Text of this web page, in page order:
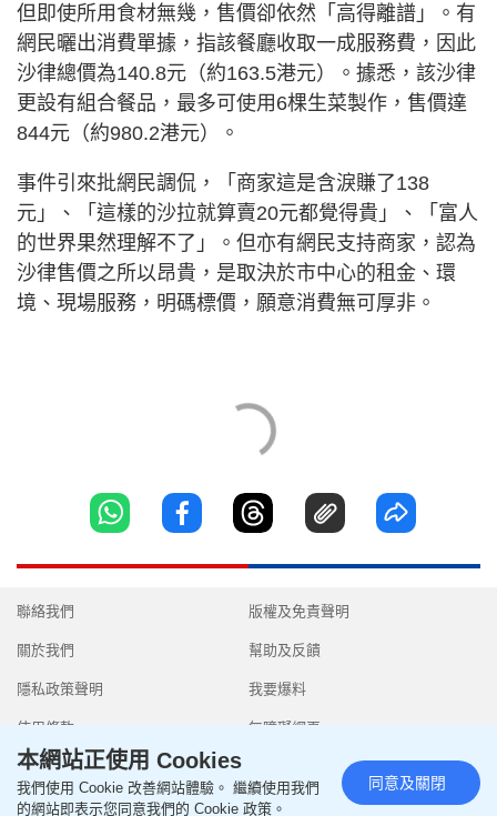
但即使所用食材無幾，售價卻依然「高得離譜」。有
網民曬出消費單據，指該餐廳收取一成服務費，因此
沙律總價為140.8元（約163.5港元）。據悉，該沙律
更設有組合餐品，最多可使用6棵生菜製作，售價達
844元（約980.2港元）。
事件引來批網民調侃，「商家這是含淚賺了138
元」、「這樣的沙拉就算賣20元都覺得貴」、「富人
的世界果然理解不了」。但亦有網民支持商家，認為
沙律售價之所以昂貴，是取決於市中心的租金、環
境、現場服務，明碼標價，願意消費無可厚非。
聯絡我們
關於我們
隱私政策聲明
使用條款
版權及免責聲明
幫助及反饋
我要爆料
無障礙網頁
本網站正使用 Cookies
我們使用 Cookie 改善網站體驗。 繼續使用我們
的網站即表示您同意我們的 Cookie 政策。
同意及關閉